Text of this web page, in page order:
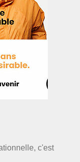
c'est